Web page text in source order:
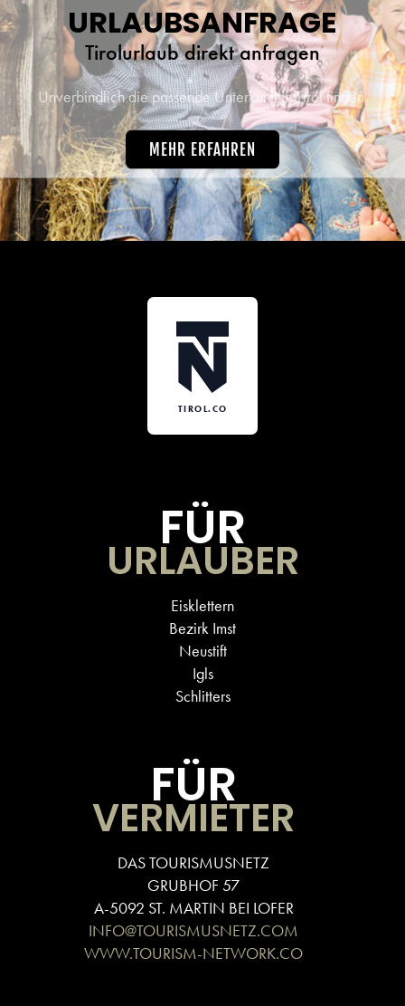
URLAUBSANFRAGE
Tirolurlaub direkt anfragen
Unverbindlich die passende Unterkunft in Tirol finden.
MEHR ERFAHREN
TIROL.CO
FÜR
URLAUBER
Eisklettern
Bezirk Imst
Neustift
Igls
Schlitters
FÜR
VERMIETER
DAS TOURISMUSNETZ
GRUBHOF 57
A-5092 ST. MARTIN BEI LOFER
INFO@TOURISMUSNETZ.COM
WWW.TOURISM-NETWORK.CO